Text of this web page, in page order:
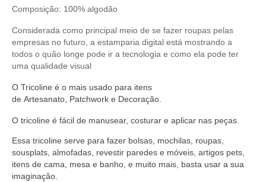
Composição: 100% algodão
Considerada como principal meio de se fazer roupas pelas
empresas no futuro, a estamparia digital está mostrando a
todos o quão longe pode ir a tecnologia e como ela pode ter
uma qualidade visual
O Tricoline é o mais usado para itens
de Artesanato, Patchwork e Decoração.
O tricoline é fácil de manusear, costurar e aplicar nas peças.
Essa tricoline serve para fazer bolsas, mochilas, roupas,
sousplats, almofadas, revestir paredes e móveis, artigos pets,
itens de cama, mesa e banho, e muito mais, basta usar a sua
imaginação.